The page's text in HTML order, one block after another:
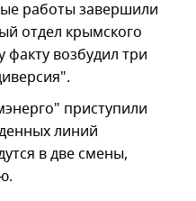
работы завершили
отдел крымского
возбудил три
приступили
линий
в две смены,